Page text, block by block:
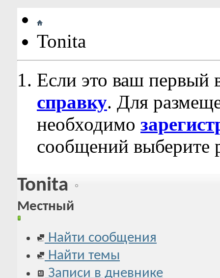
Tonita
Если это ваш первый
справку. Для
необходимо
сообщений выберите
Tonita
Местный
Найти сообщения
Найти темы
Записи в дневнике